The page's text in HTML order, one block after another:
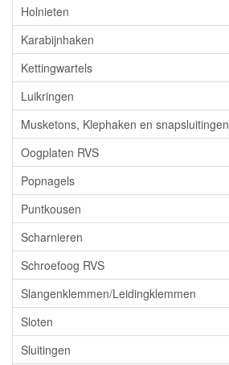
Holnieten
Karabijnhaken
Kettingwartels
Luikringen
Musketons, Klephaken en snapsluitingen
Oogplaten RVS
Popnagels
Puntkousen
Scharnieren
Schroefoog RVS
Slangenklemmen/Leidingklemmen
Sloten
Sluitingen